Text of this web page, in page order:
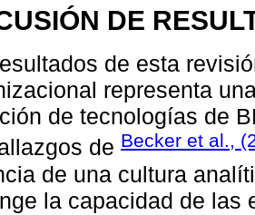
DE
de esta
representa
de tecnologías de
de Becker et al.,
de una cultura
la capacidad de las